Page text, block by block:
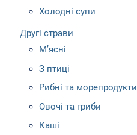
Холодні супи
Другі страви
М’ясні
З птиці
Рибні та морепродукти
Овочі та гриби
Каші